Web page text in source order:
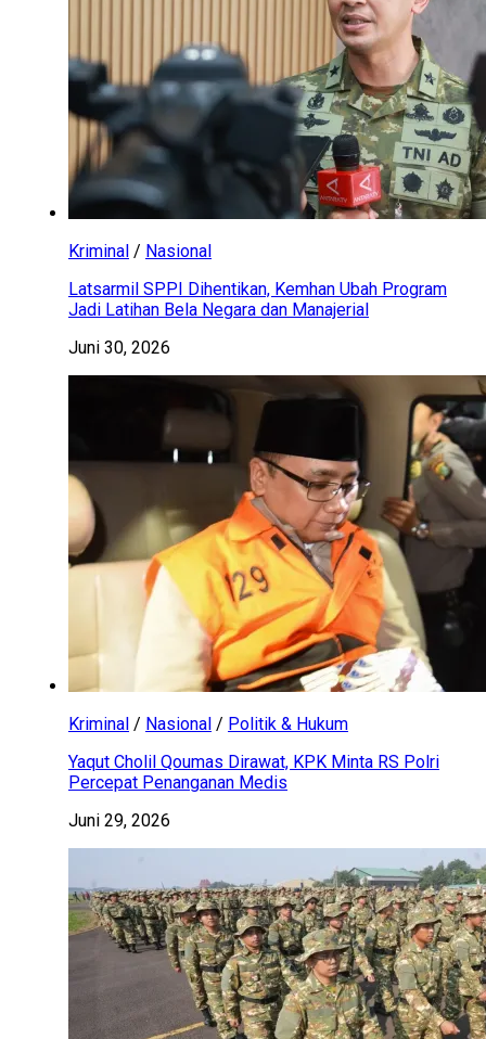
Kriminal / Nasional
Latsarmil SPPI Dihentikan, Kemhan Ubah Program
Jadi Latihan Bela Negara dan Manajerial
Juni 30, 2026
Kriminal / Nasional / Politik & Hukum
Yaqut Cholil Qoumas Dirawat, KPK Minta RS Polri
Percepat Penanganan Medis
Juni 29, 2026